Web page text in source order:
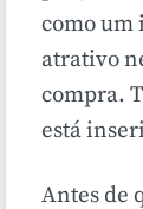
como um
atrativo
compra.
está
Antes de